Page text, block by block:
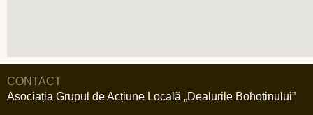
CONTACT
Asociația Grupul de Acțiune Locală „Dealurile Bohotinului”